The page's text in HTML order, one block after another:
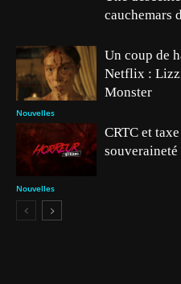
cauchemars
Nouvelles
Un coup de
Netflix :
Monster
Nouvelles
CRTC et